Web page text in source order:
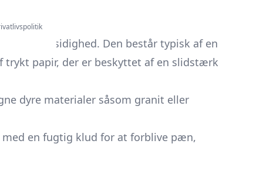
og alsidighed. Den består typisk af en
trykt papir, der er beskyttet af en slidstærk
dyre materialer såsom granit eller
en fugtig klud for at forblive pæn,